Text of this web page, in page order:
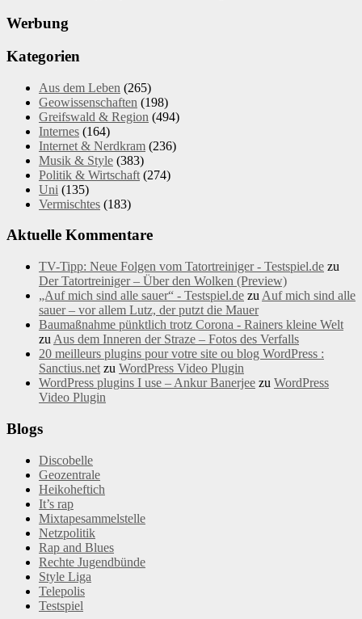
Werbung
Kategorien
Aus dem Leben (265)
Geowissenschaften (198)
Greifswald & Region (494)
Internes (164)
Internet & Nerdkram (236)
Musik & Style (383)
Politik & Wirtschaft (274)
Uni (135)
Vermischtes (183)
Aktuelle Kommentare
TV-Tipp: Neue Folgen vom Tatortreiniger - Testspiel.de zu
Der Tatortreiniger – Über den Wolken (Preview)
„Auf mich sind alle sauer“ - Testspiel.de zu Auf mich sind alle
sauer – vor allem Lutz, der putzt die Mauer
Baumaßnahme pünktlich trotz Corona - Rainers kleine Welt
zu Aus dem Inneren der Straze – Fotos des Verfalls
20 meilleurs plugins pour votre site ou blog WordPress :
Sanctius.net zu WordPress Video Plugin
WordPress plugins I use – Ankur Banerjee zu WordPress
Video Plugin
Blogs
Discobelle
Geozentrale
Heikoheftich
It’s rap
Mixtapesammelstelle
Netzpolitik
Rap and Blues
Rechte Jugendbünde
Style Liga
Telepolis
Testspiel